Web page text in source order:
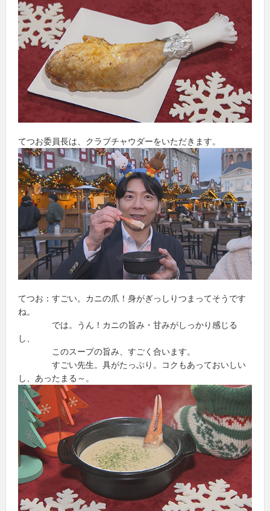
てつお委員長は、クラブチャウダーをいただきます。
てつお：すごい。カニの爪！身がぎっしりつまってそうです
ね。
では。うん！カニの旨み・甘みがしっかり感じる
し、
このスープの旨み、すごく合います。
すごい先生。具がたっぷり。コクもあっておいしい
し、あったまる～。